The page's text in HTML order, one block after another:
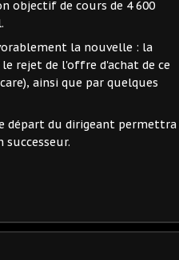
objectif de cours de 4 600
la nouvelle : la
rejet de l'offre d'achat de ce
ainsi que par quelques
départ du dirigeant permettra
successeur.